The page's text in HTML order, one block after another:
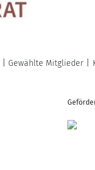
Gewählte Mitglieder